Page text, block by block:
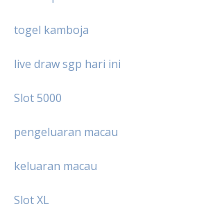
togel kamboja
live draw sgp hari ini
Slot 5000
pengeluaran macau
keluaran macau
Slot XL